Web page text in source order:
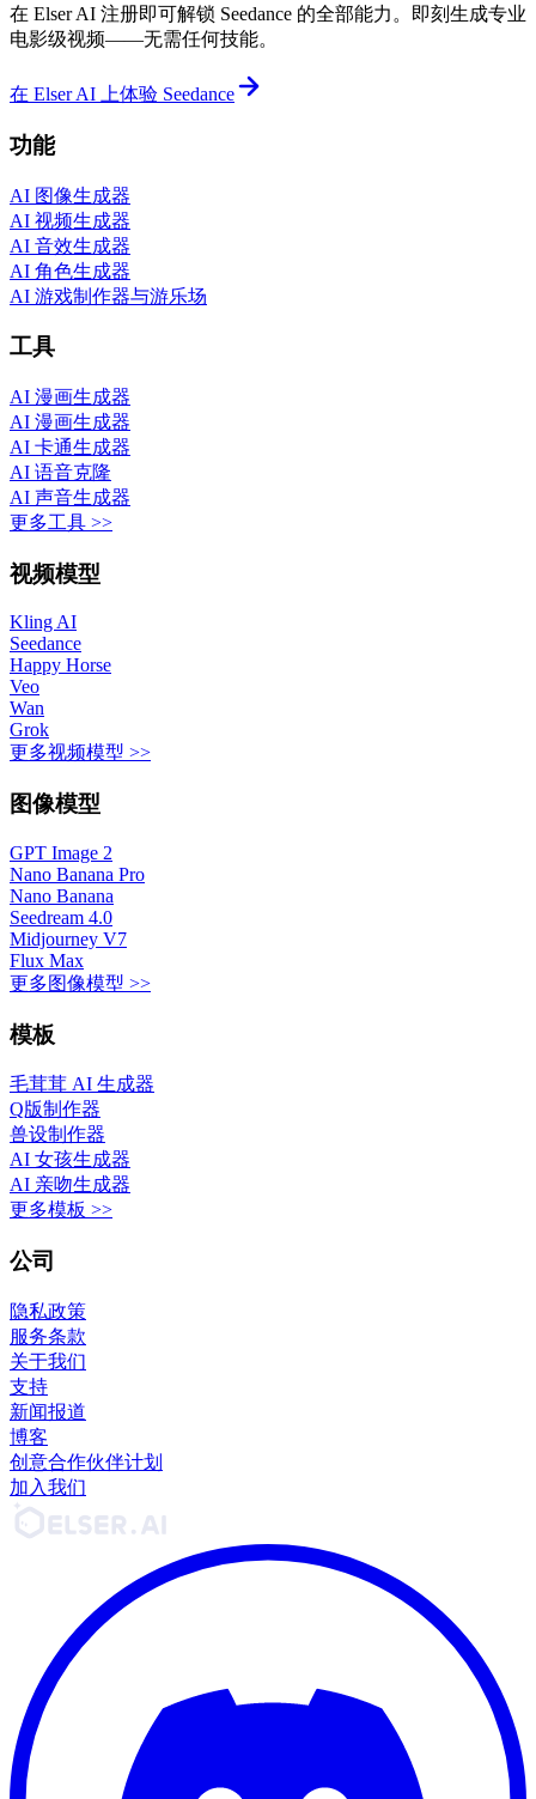
在 Elser AI 注册即可解锁 Seedance 的全部能力。即刻生成专业
电影级视频——无需任何技能。
在 Elser AI 上体验 Seedance
功能
AI 图像生成器
AI 视频生成器
AI 音效生成器
AI 角色生成器
AI 游戏制作器与游乐场
工具
AI 漫画生成器
AI 漫画生成器
AI 卡通生成器
AI 语音克隆
AI 声音生成器
更多工具 >>
视频模型
Kling AI
Seedance
Happy Horse
Veo
Wan
Grok
更多视频模型 >>
图像模型
GPT Image 2
Nano Banana Pro
Nano Banana
Seedream 4.0
Midjourney V7
Flux Max
更多图像模型 >>
模板
毛茸茸 AI 生成器
Q版制作器
兽设制作器
AI 女孩生成器
AI 亲吻生成器
更多模板 >>
公司
隐私政策
服务条款
关于我们
支持
新闻报道
博客
创意合作伙伴计划
加入我们